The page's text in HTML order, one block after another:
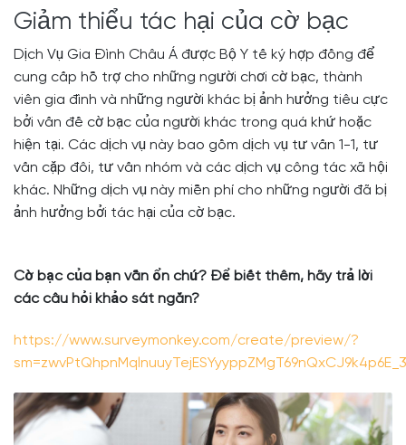
Giảm thiểu tác hại của cờ bạc
Dịch Vụ Gia Đình Châu Á được Bộ Y tế ký hợp đồng để
cung cấp hỗ trợ cho những người chơi cờ bạc, thành
viên gia đình và những người khác bị ảnh hưởng tiêu cực
bởi vấn đề cờ bạc của người khác trong quá khứ hoặc
hiện tại. Các dịch vụ này bao gồm dịch vụ tư vấn 1-1, tư
vấn cặp đôi, tư vấn nhóm và các dịch vụ công tác xã hội
khác. Những dịch vụ này miễn phí cho những người đã bị
ảnh hưởng bởi tác hại của cờ bạc.
Cờ bạc của bạn vẫn ổn chứ? Để biết thêm, hãy trả lời
các câu hỏi khảo sát ngắn?
https://www.surveymonkey.com/create/preview/?